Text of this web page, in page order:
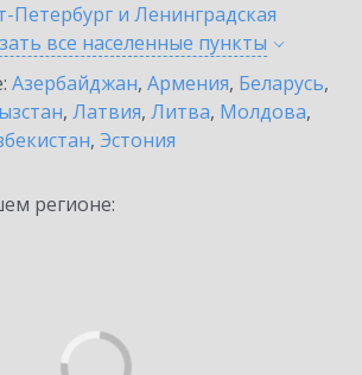
Петербург и Ленинградская
все населенные пункты
Азербайджан, Армения, Беларусь,
, Латвия, Литва, Молдова,
, Эстония
регионе: